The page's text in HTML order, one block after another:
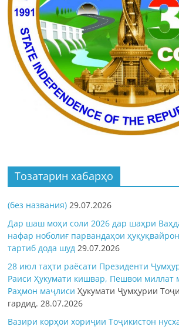
Тозатарин хабарҳо
(без названия) 29.07.2026
Дар шаш моҳи соли 2026 дар шаҳри
нафар ноболиғ парвандаҳои
тартиб дода шуд 29.07.2026
28 июл таҳти раёсати Президенти
Раиси Ҳукумати кишвар, Пешвои миллат
Раҳмон маҷлисиҲукумати Ҷумҳурии
гардид.28.07.2026
Вазири корҳои хориҷии Тоҷикистон